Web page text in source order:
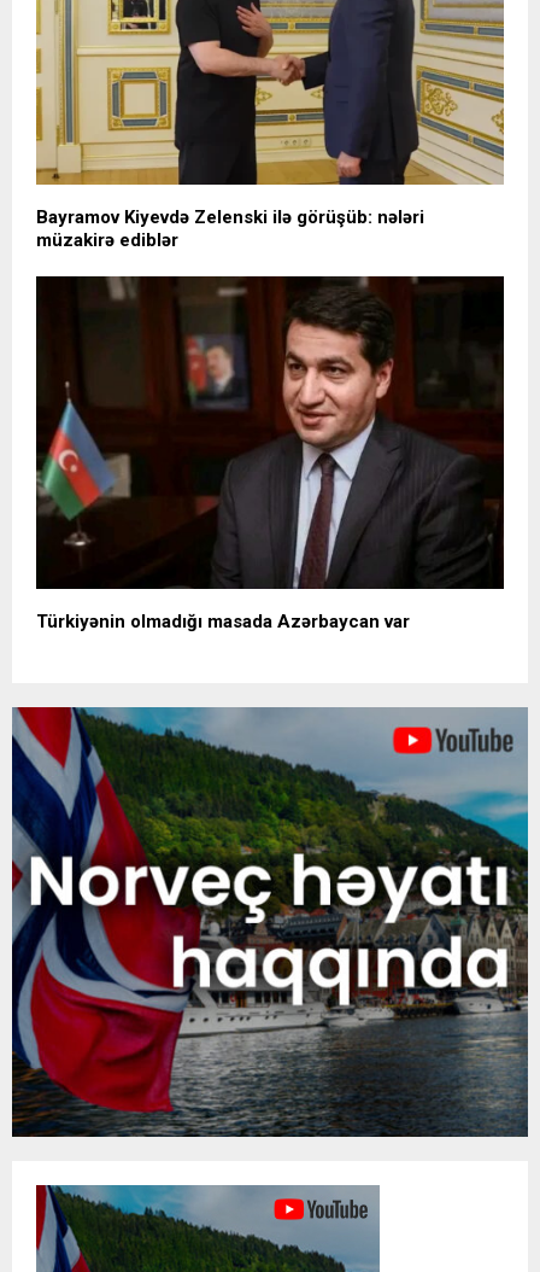
Bayramov Kiyevdə Zelenski ilə görüşüb: nələri
müzakirə ediblər
Türkiyənin olmadığı masada Azərbaycan var